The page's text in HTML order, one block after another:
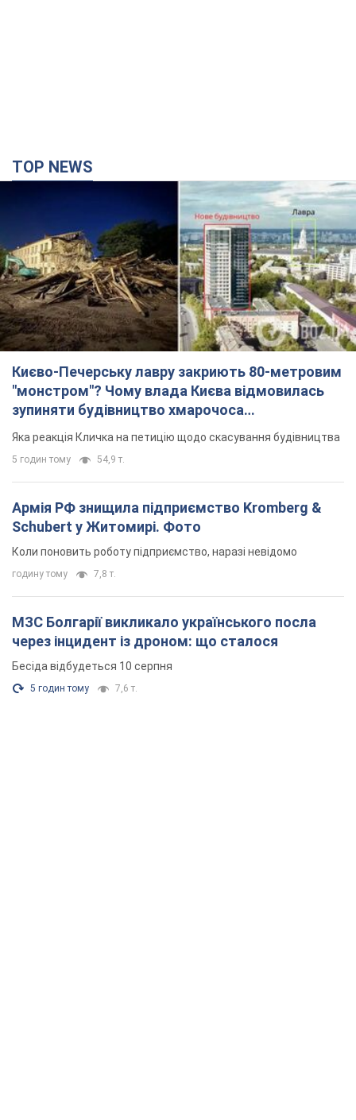
TOP NEWS
Києво-Печерську лавру закриють 80-метровим
"монстром"? Чому влада Києва відмовилась
зупиняти будівництво хмарочоса
"московського вірянина"
Яка реакція Кличка на петицію щодо скасування будівництва
5 годин тому 54,9 т.
Армія РФ знищила підприємство Kromberg &
Schubert у Житомирі. Фото
Коли поновить роботу підприємство, наразі невідомо
годину тому 7,8 т.
МЗС Болгарії викликало українського посла
через інцидент із дроном: що сталося
Бесіда відбудеться 10 серпня
5 годин тому 7,6 т.